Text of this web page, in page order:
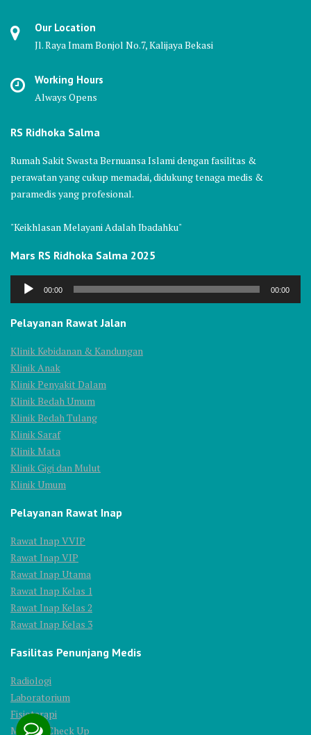
Our Location
Jl. Raya Imam Bonjol No.7, Kalijaya Bekasi
Working Hours
Always Opens
RS Ridhoka Salma
Rumah Sakit Swasta Bernuansa Islami dengan fasilitas &
perawatan yang cukup memadai, didukung tenaga medis &
paramedis yang profesional.
"Keikhlasan Melayani Adalah Ibadahku"
Mars RS Ridhoka Salma 2025
Audio
00:00 00:00
Pelayanan Rawat Jalan
Klinik Kebidanan & Kandungan
Klinik Anak
Klinik Penyakit Dalam
Klinik Bedah Umum
Klinik Bedah Tulang
Klinik Saraf
Klinik Mata
Klinik Gigi dan Mulut
Klinik Umum
Pelayanan Rawat Inap
Rawat Inap VVIP
Rawat Inap VIP
Rawat Inap Utama
Rawat Inap Kelas 1
Rawat Inap Kelas 2
Rawat Inap Kelas 3
Fasilitas Penunjang Medis
Radiologi
Laboratorium
Fisioterapi
Medical Check Up